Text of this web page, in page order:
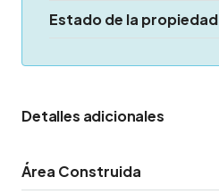
Estado de la propiedad
Detalles adicionales
Área Construida